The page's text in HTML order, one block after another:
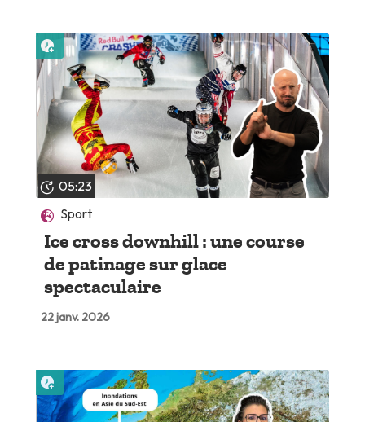
05:23
Sport
Ice cross downhill : une course
de patinage sur glace
spectaculaire
22 janv. 2026
Lire plus tard
Lire plus tard